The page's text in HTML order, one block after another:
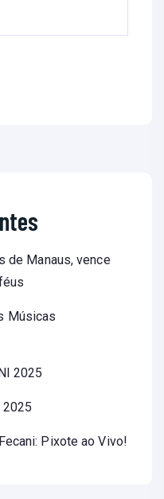
de Manaus, vence
Músicas
2025
Pixote ao Vivo!